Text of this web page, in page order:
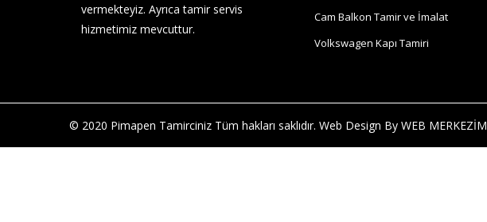
vermekteyiz. Ayrıca tamir servis
hizmetimiz mevcuttur.
Cam Balkon Tamir ve İmalat
Volkswagen Kapı Tamiri
© 2020 Pimapen Tamirciniz Tüm hakları saklıdır. Web Design By WEB MERKEZİM